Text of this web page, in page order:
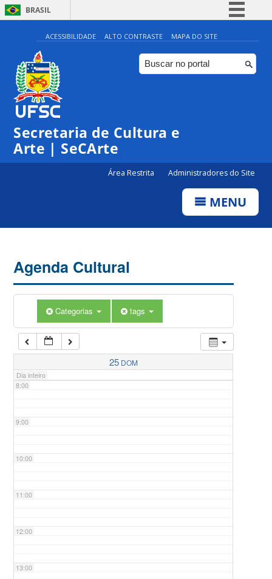
BRASIL
Simplifique!
Comunica BR
Participe
ACESSIBILIDADE ALTO CONTRASTE MAPA DO SITE
Secretaria de Cultura e
Arte | SeCArte
Área Restrita Administradores do Site
MENU
Agenda Cultural
Categorias tags
25 DOM
Dia inteiro
0:00
1:00
5:00
7:00
8:00
9:00
10:00
11:00
12:00
13:00